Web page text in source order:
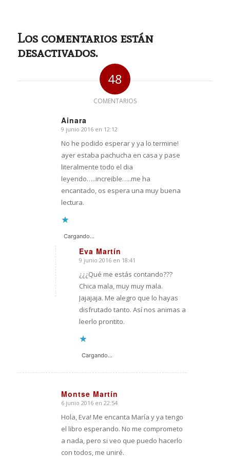
Los comentarios están
desactivados.
48
COMENTARIOS
Ainara
Dice:
9 junio 2016 en 12:12
No he podido esperar y ya lo termine!
ayer estaba pachucha en casa y pase
literalmente todo el dia
leyendo…..increible…..me ha
encantado, os espera una muy buena
lectura.
Cargando...
Eva Martín
Dice:
9 junio 2016 en 18:41
¿¿¿Qué me estás contando???
Chica mala, muy muy mala.
Jajajaja. Me alegro que lo hayas
disfrutado tanto. Así nos animas a
leerlo prontito.
Cargando...
Montse Martín
Dice:
6 junio 2016 en 22:54
Hola, Eva! Me encanta María y ya tengo
el libro esperando. No me comprometo
a nada, pero si veo que puedo hacerlo
con todos, me uniré.